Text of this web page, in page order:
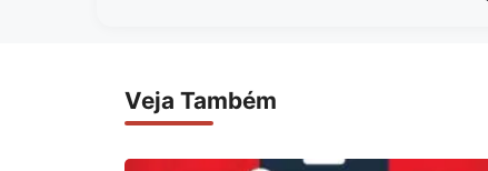
Veja Também